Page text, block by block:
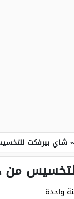
» شاي بيرفكت
من
واحدة